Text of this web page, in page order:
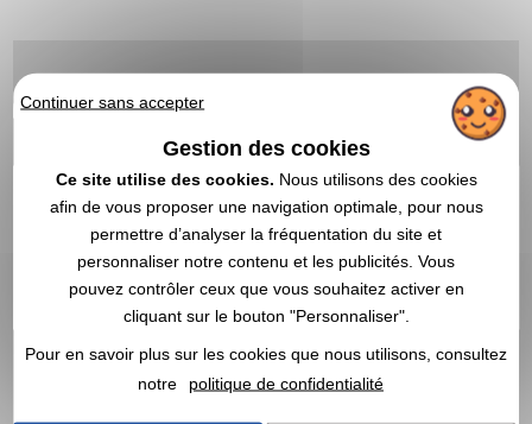
Service à café personnalisé
Continuer sans accepter
Gestion des cookies
Ce site utilise des cookies. Nous utilisons des cookies
afin de vous proposer une navigation optimale, pour nous
permettre d’analyser la fréquentation du site et
personnaliser notre contenu et les publicités. Vous
pouvez contrôler ceux que vous souhaitez activer en
cliquant sur le bouton "Personnaliser".
Pour en savoir plus sur les cookies que nous utilisons, consultez
notre
politique de confidentialité